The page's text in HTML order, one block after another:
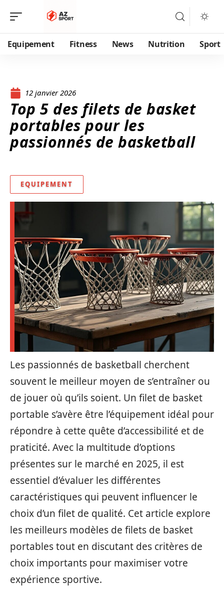
Equipement Fitness News Nutrition Sport
12 janvier 2026
Top 5 des filets de basket
portables pour les
passionnés de basketball
EQUIPEMENT
Les passionnés de basketball cherchent
souvent le meilleur moyen de s’entraîner ou
de jouer où qu’ils soient. Un filet de basket
portable s’avère être l’équipement idéal pour
répondre à cette quête d’accessibilité et de
praticité. Avec la multitude d’options
présentes sur le marché en 2025, il est
essentiel d’évaluer les différentes
caractéristiques qui peuvent influencer le
choix d’un filet de qualité. Cet article explore
les meilleurs modèles de filets de basket
portables tout en discutant des critères de
choix importants pour maximiser votre
expérience sportive.